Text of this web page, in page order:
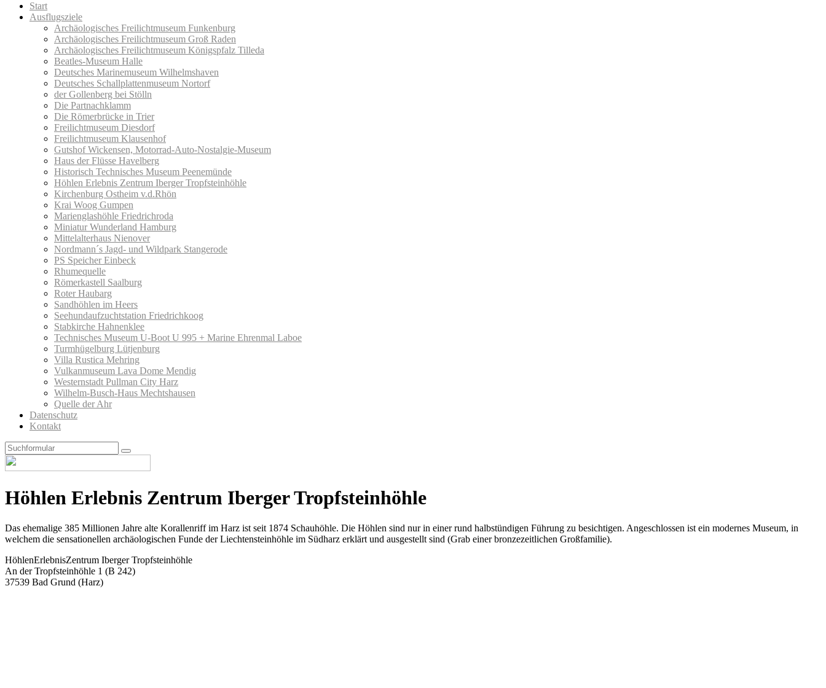
Start
Ausflugsziele
Archäologisches Freilichtmuseum Funkenburg
Archäologisches Freilichtmuseum Groß Raden
Archäologisches Freilichtmuseum Königspfalz Tilleda
Beatles-Museum Halle
Deutsches Marinemuseum Wilhelmshaven
Deutsches Schallplattenmuseum Nortorf
der Gollenberg bei Stölln
Die Partnachklamm
Die Römerbrücke in Trier
Freilichtmuseum Diesdorf
Freilichtmuseum Klausenhof
Gutshof Wickensen, Motorrad-Auto-Nostalgie-Museum
Haus der Flüsse Havelberg
Historisch Technisches Museum Peenemünde
Höhlen Erlebnis Zentrum Iberger Tropfsteinhöhle
Kirchenburg Ostheim v.d.Rhön
Krai Woog Gumpen
Marienglashöhle Friedrichroda
Miniatur Wunderland Hamburg
Mittelalterhaus Nienover
Nordmann´s Jagd- und Wildpark Stangerode
PS Speicher Einbeck
Rhumequelle
Römerkastell Saalburg
Roter Haubarg
Sandhöhlen im Heers
Seehundaufzuchtstation Friedrichkoog
Stabkirche Hahnenklee
Technisches Museum U-Boot U 995 + Marine Ehrenmal Laboe
Turmhügelburg Lütjenburg
Villa Rustica Mehring
Vulkanmuseum Lava Dome Mendig
Westernstadt Pullman City Harz
Wilhelm-Busch-Haus Mechtshausen
Quelle der Ahr
Datenschutz
Kontakt
Search
Höhlen Erlebnis Zentrum Iberger Tropfsteinhöhle
Das ehemalige 385 Millionen Jahre alte Korallenriff im Harz ist seit 1874 Schauhöhle. Die Höhlen sind nur in einer rund halbstündigen Führung zu besichtigen. Angeschlossen ist ein modernes Museum, in
welchem die sensationellen archäologischen Funde der Liechtensteinhöhle im Südharz erklärt und ausgestellt sind (Grab einer bronzezeitlichen Großfamilie).
HöhlenErlebnisZentrum Iberger Tropfsteinhöhle
An der Tropfsteinhöhle 1 (B 242)
37539 Bad Grund (Harz)